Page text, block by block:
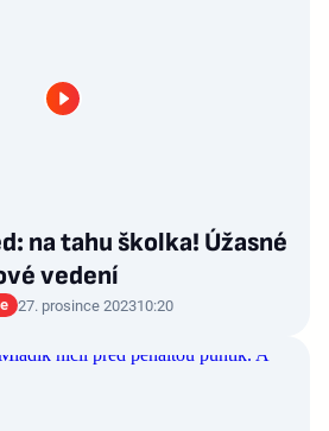
na tahu školka! Úžasné
vedení
27. prosince 202310:20